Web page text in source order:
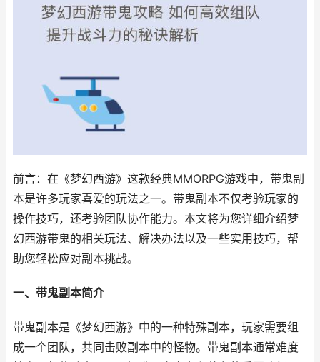
前言：在《梦幻西游》这款经典MMORPG游戏中，带鬼副
本是许多玩家喜爱的玩法之一。带鬼副本不仅考验玩家的
操作技巧，还考验团队协作能力。本文将为您详细介绍梦
幻西游带鬼的相关玩法、解决办法以及一些实用技巧，帮
助您轻松应对副本挑战。
一、带鬼副本简介
带鬼副本是《梦幻西游》中的一种特殊副本，玩家需要组
成一个团队，共同击败副本中的怪物。带鬼副本通常难度